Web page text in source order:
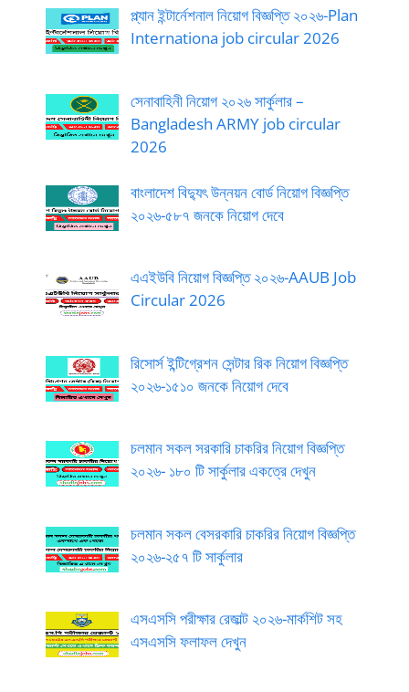
প্ল্যান ইন্টার্নেশনাল নিয়োগ বিজ্ঞপ্তি ২০২৬-Plan
Internationa job circular 2026
সেনাবাহিনী নিয়োগ ২০২৬ সার্কুলার –
Bangladesh ARMY job circular
2026
বাংলাদেশ বিদ্যুৎ উন্নয়ন বোর্ড নিয়োগ বিজ্ঞপ্তি
২০২৬-৫৮৭ জনকে নিয়োগ দেবে
এএইউবি নিয়োগ বিজ্ঞপ্তি ২০২৬-AAUB Job
Circular 2026
রিসোর্স ইন্টিগ্রেশন সেন্টার রিক নিয়োগ বিজ্ঞপ্তি
২০২৬-১৫১০ জনকে নিয়োগ দেবে
চলমান সকল সরকারি চাকরির নিয়োগ বিজ্ঞপ্তি
২০২৬- ১৮০ টি সার্কুলার একত্রে দেখুন
চলমান সকল বেসরকারি চাকরির নিয়োগ বিজ্ঞপ্তি
২০২৬-২৫৭ টি সার্কুলার
এসএসসি পরীক্ষার রেজাল্ট ২০২৬-মার্কশিট সহ
এসএসসি ফলাফল দেখুন